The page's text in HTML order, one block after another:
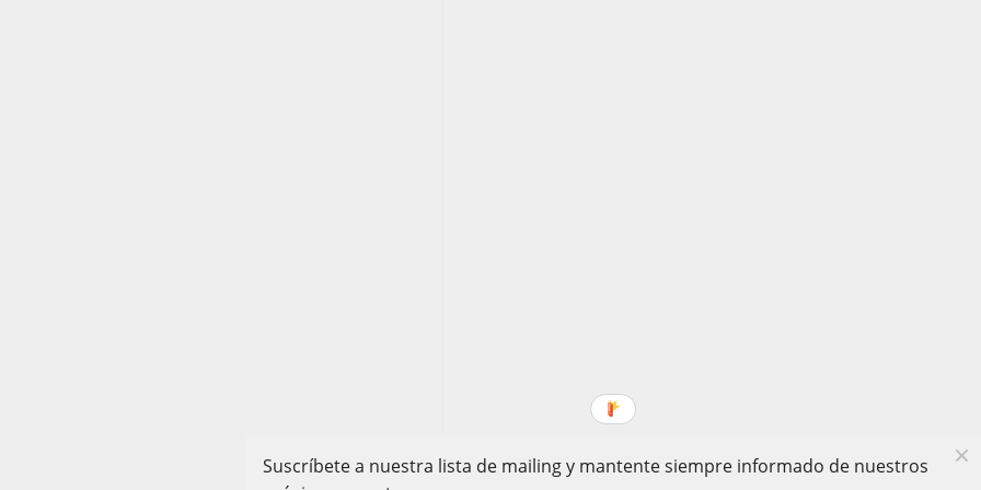
Suscríbete a nuestra lista de mailing y mantente siempre informado de nuestros